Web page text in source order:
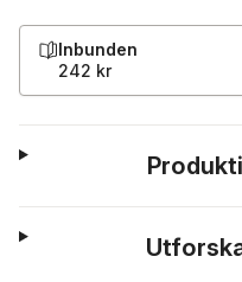
Inbunden
242 kr